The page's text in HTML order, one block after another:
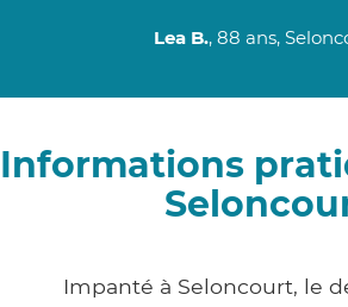
Lea B., 88 ans,
Informations
Impanté à Seloncourt, le